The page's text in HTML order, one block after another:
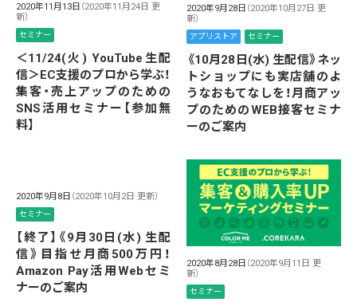
2020年11月13日 （2020年11月24日 更
新）
セミナー
＜11/24(火) YouTube生配
信＞EC支援のプロから学ぶ！
集客・売上アップのための
SNS活用セミナー【参加無
料】
2020年9月28日 （2020年10月27日 更
新）
アプリストア セミナー
《10月28日(水) 生配信》ネッ
トショップにも実店舗のよ
うなおもてなしを！月商アッ
プのためのWEB接客セミナ
ーのご案内
2020年9月8日 （2020年10月2日 更新）
セミナー
【終了】《9月30日(水) 生配
信》目指せ月商500万円！
Amazon Pay活用Webセミ
ナーのご案内
2020年8月28日 （2020年9月11日 更
新）
セミナー